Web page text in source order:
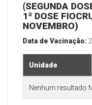
(SEGUNDA
1ª DOSE
NOVEMBRO)
Data de Vacinação:
Unidade
Nenhum resultado